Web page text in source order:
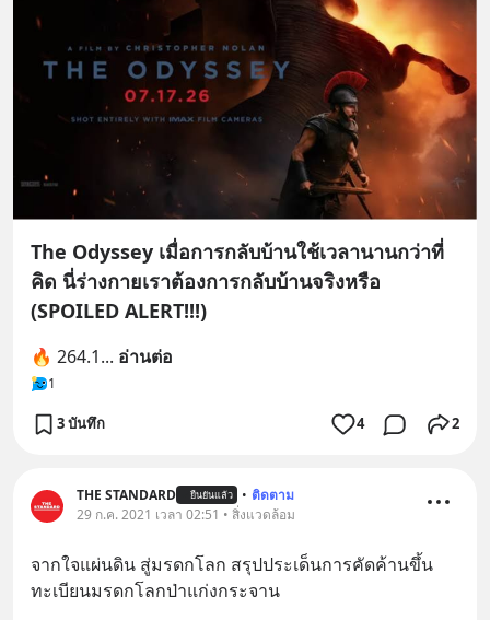
The Odyssey เมื่อการกลับบ้านใช้เวลานานกว่าที่
คิด นี่ร่างกายเราต้องการกลับบ้านจริงหรือ
(SPOILED ALERT!!!)
🔥 264.1... อ่านต่อ
1
3 บันทึก 4 2
THE STANDARD ยืนยันแล้ว • ติดตาม
29 ก.ค. 2021 เวลา 02:51 • สิ่งแวดล้อม
จากใจแผ่นดิน สู่มรดกโลก สรุปประเด็นการคัดค้านขึ้น
ทะเบียนมรดกโลกป่าแก่งกระจาน